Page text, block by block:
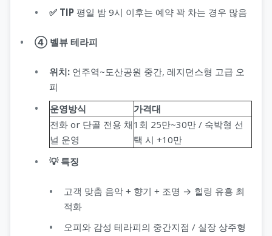
✅ TIP 평일 밤 9시 이후는 예약 꽉 차는 경우 많음
④ 벨뷰 테라피
위치: 언주역~도산공원 중간, 레지던스형 고급 오
피
운영방식
가격대
전화 or 단골 전용 채
널 운영
1회 25만~30만 / 숙박형 선
택 시 +10만
💡 특징
고객 맞춤 음악 + 향기 + 조명 → 힐링 유흥 최
적화
오피와 감성 테라피의 중간지점 / 실장 상주형